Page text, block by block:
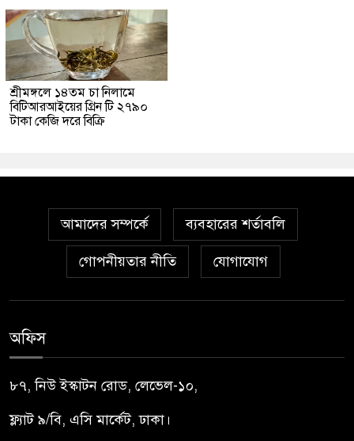
শ্রীমঙ্গলে ১৪তম চা নিলামে
বিটিআরআইয়ের গ্রিন টি ২৭৯০
টাকা কেজি দরে বিক্রি
আমাদের সম্পর্কে ব্যবহারের শর্তাবলি
গোপনীয়তার নীতি যোগাযোগ
অফিস
৮৭, নিউ ইস্কাটন রোড, লেভেল-১০,
ফ্ল্যাট ৯/বি, এসি মার্কেট, ঢাকা।